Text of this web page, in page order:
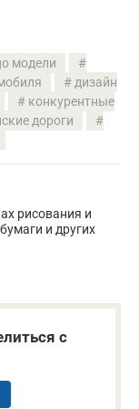
модели
дизайн
конкурентные
дороги
рисования и
и других
с